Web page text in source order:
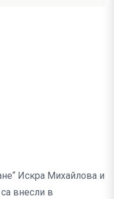
Искра Михайлова и
внесли в